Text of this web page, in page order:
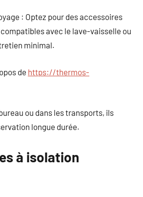
: Optez pour des accessoires
avec le lave-vaisselle ou
minimal.
de https://thermos-
ou dans les transports, ils
longue durée.
à isolation